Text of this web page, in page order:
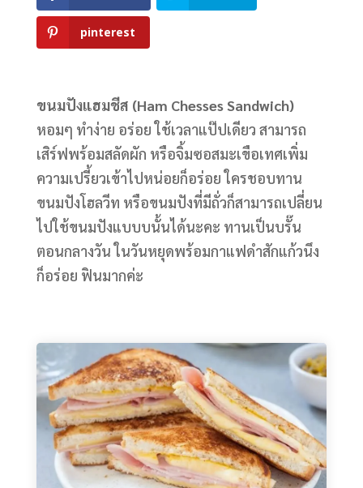
pinterest
ขนมปังแฮมชีส (Ham Chesses Sandwich)
หอมๆ ทำง่าย อร่อย ใช้เวลาแป๊ปเดียว สามารถ
เสิร์ฟพร้อมสลัดผัก หรือจิ้มซอสมะเขือเทศเพิ่ม
ความเปรี้ยวเข้าไปหน่อยก็อร่อย ใครชอบทาน
ขนมปังโฮลวีท หรือขนมปังที่มีถั่วก็สามารถเปลี่ยน
ไปใช้ขนมปังแบบบนั้นได้นะคะ ทานเป็นบรั๊น
ตอนกลางวัน ในวันหยุดพร้อมกาแฟดำสักแก้วนึง
ก็อร่อย ฟินมากค่ะ